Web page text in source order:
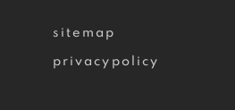
sitemap
privacypolicy